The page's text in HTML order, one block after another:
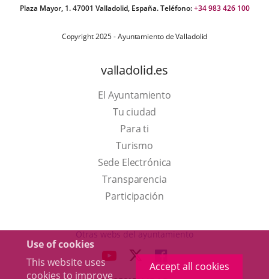
Use of cookies
This website uses
cookies to improve
Accept all cookies
Plaza Mayor, 1. 47001 Valladolid, España. Teléfono:+34 983 426 100
Copyright 2025 - Ayuntamiento de Valladolid
valladolid.es
El Ayuntamiento
Tu ciudad
Para ti
TurismoThis
link
will
open
a
up
Sede Electrónica
Transparencia
Participación
Otras webs del ayuntamiento
LINK LINK
TO
LINK
TO